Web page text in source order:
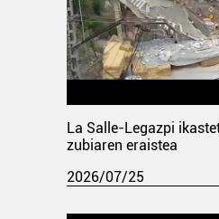
La Salle-Legazpi
zubiaren eraistea
2026/07/25